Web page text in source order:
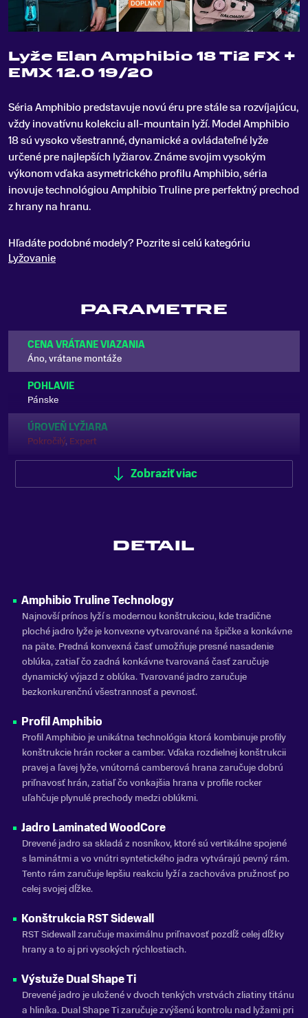
Lyže Elan Amphibio 18 Ti2 FX +
EMX 12.0 19/20
Séria Amphibio predstavuje novú éru pre stále sa rozvíjajúcu,
vždy inovatívnu kolekciu all-mountain lyží.Model Amphibio
18 sú vysoko všestranné, dynamické a ovládateľné lyže
určené pre najlepších lyžiarov.Známe svojim vysokým
výkonom vďaka asymetrického profilu Amphibio, séria
inovuje technológiou Amphibio Truline pre perfektný prechod
z hrany na hranu.
Hľadáte podobné modely? Pozrite si celú kategóriu
Lyžovanie
PARAMETRE
CENA VRÁTANE VIAZANIA
Áno, vrátane montáže
POHLAVIE
Pánske
ÚROVEŇ LYŽIARA
Pokročilý, Expert
Drevené, Dvojitý titán
JADRO LYŽE
Amphibio TruLine
TYP VIAZANIA
EMX 12.0
ŠÍRKA LYŽÍ POD VIAZANÍM
73mm
FARBA
Čierna, Zelená
ZNAČKA
Elan
Zobraziť menej
Zobraziť viac
DETAIL
Amphibio Truline Technology
Najnovší prínos lyží s modernou konštrukciou, kde tradične
ploché jadro lyže je konvexne vytvarované na špičke a konkávne
na päte. Predná konvexná časť umožňuje presné nasadenie
oblúka, zatiaľ čo zadná konkávne tvarovaná časť zaručuje
dynamický výjazd z oblúka. Tvarované jadro zaručuje
bezkonkurenčnú všestrannosť a pevnosť.
Profil Amphibio
Profil Amphibio je unikátna technológia ktorá kombinuje profily
konštrukcie hrán rocker a camber. Vďaka rozdielnej konštrukcii
pravej a ľavej lyže, vnútorná camberová hrana zaručuje dobrú
priľnavosť hrán, zatiaľ čo vonkajšia hrana v profile rocker
uľahčuje plynulé prechody medzi oblúkmi.
Jadro Laminated WoodCore
Drevené jadro sa skladá z nosníkov, ktoré sú vertikálne spojené
s laminátmi a vo vnútri syntetického jadra vytvárajú pevný rám.
Tento rám zaručuje lepšiu reakciu lyží a zachováva pružnosť po
celej svojej dĺžke.
Konštrukcia RST Sidewall
RST Sidewall zaručuje maximálnu priľnavosť pozdĺž celej dĺžky
hrany a to aj pri vysokých rýchlostiach.
Výstuže Dual Shape Ti
Drevené jadro je uložené v dvoch tenkých vrstvách zliatiny titánu
a hliníka. Dual Shape Ti zaručuje zvýšenú kontrolu nad lyžami pri